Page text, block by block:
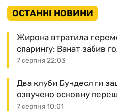
ОСТАННІ НОВИНИ
7 серпня 22:03
Жирона втратила
спарингу: Ванат забив
7 серпня 10:01
Два клуби Бундесліги
озвучено основну